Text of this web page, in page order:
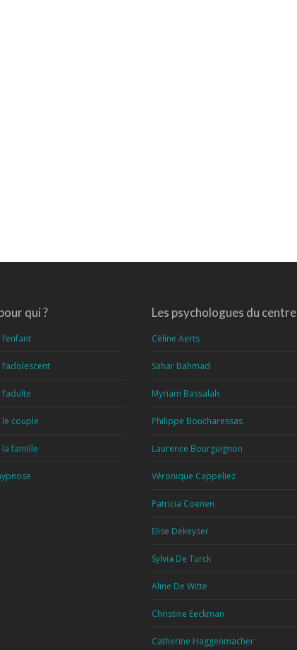
qui ?
couple
famille
Les psychologues du centre
Céline Aerts
Sahar Bahmad
Myriam Bassalah
Philippe Boucharessas
Laurence Bourguignon
Véronique Cappeliez
Patricia Coenen
Elise Dekeyser
Sylvia De Turck
Aline De Witte
Christine Eeckman
Catherine Haggenmacher